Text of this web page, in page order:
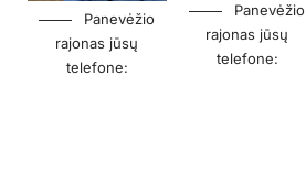
Panevėžio
rajonas jūsų
telefone:
Panevėžio
rajonas jūsų
telefone: